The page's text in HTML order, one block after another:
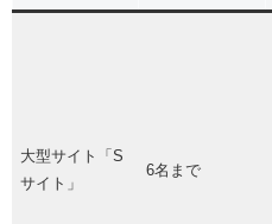
大型サイト「S
サイト」
6名まで